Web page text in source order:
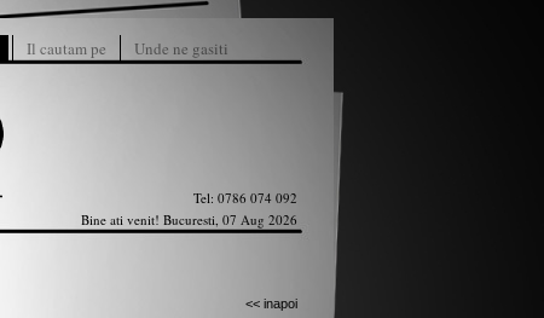
Il cautam pe Unde ne gasiti
Tel: 0786 074 092
Bine ati venit! Bucuresti, 07 Aug 2026
<< inapoi